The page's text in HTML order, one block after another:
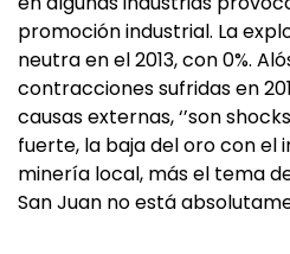
promoción industrial. La
neutra en el 2013, con 0%.
contracciones sufridas en
causas externas, ‘’son
fuerte, la baja del oro con el
minería local, más el tema
San Juan no está